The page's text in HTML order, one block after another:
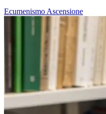
EcumenismoAscensione